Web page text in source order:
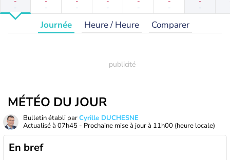
- - - - - - -
Journée Heure / Heure Comparer
MÉTÉO DU JOUR
Bulletin établi parCyrille DUCHESNE
Actualisé à 07h45 - Prochaine mise à jour à 11h00 (heure locale)
En bref